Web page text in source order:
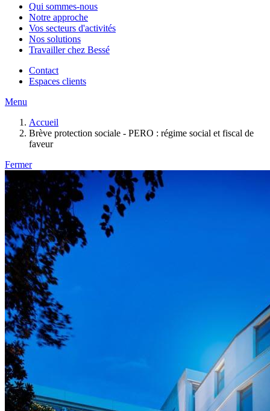
Qui sommes-nous
Notre approche
Vos secteurs d'activités
Nos solutions
Travailler chez Bessé
Contact
Espaces clients
Menu
Accueil
Brève protection sociale - PERO : régime social et fiscal de
faveur
Fermer